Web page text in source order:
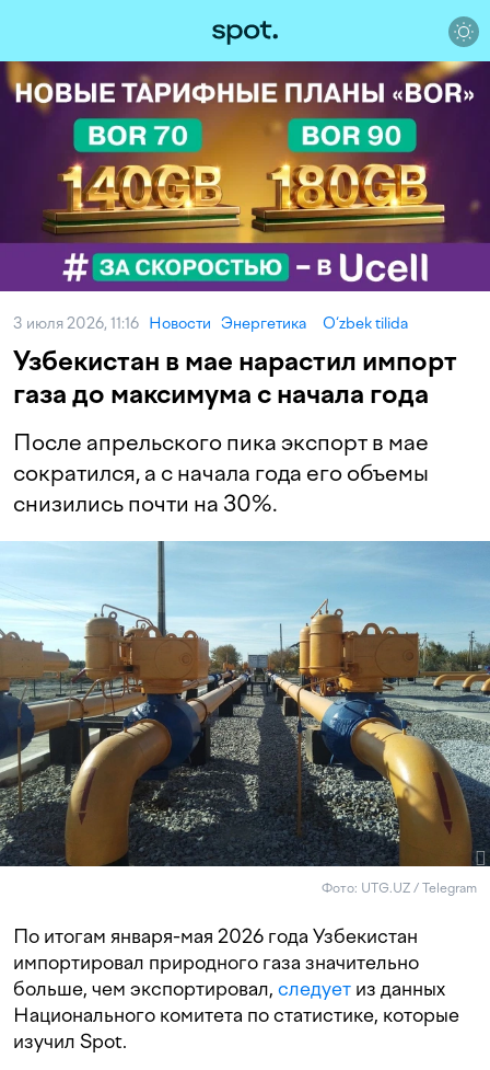
3 июля 2026, 11:16 Новости Энергетика O‘zbek tilida
Узбекистан в мае нарастил импорт
газа до максимума с начала года
После апрельского пика экспорт в мае
сократился, а с начала года его объемы
снизились почти на 30%.
Фото: UTG.UZ / Telegram
По итогам января-мая 2026 года Узбекистан
импортировал природного газа значительно
больше, чем экспортировал, следует из данных
Национального комитета по статистике, которые
изучил Spot.